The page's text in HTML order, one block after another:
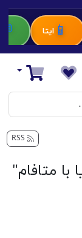
📱 ایتا 💬
سبد خرید
با متافام"